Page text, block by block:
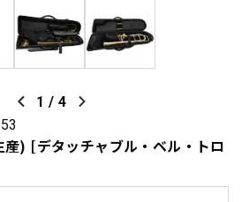
1 / 4
) [デタッチャブル・ベル・トロ